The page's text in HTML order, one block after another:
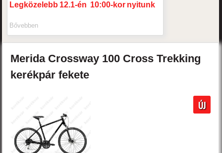
Legközelebb 12.1-én 10:00-kor nyitunk
Bővebben
Merida Crossway 100 Cross Trekking
kerékpárfekete
ÚJ